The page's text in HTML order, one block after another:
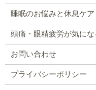
睡眠のお悩みと休息ケア
頭痛・眼精疲労が気にな
お問い合わせ
プライバシーポリシー